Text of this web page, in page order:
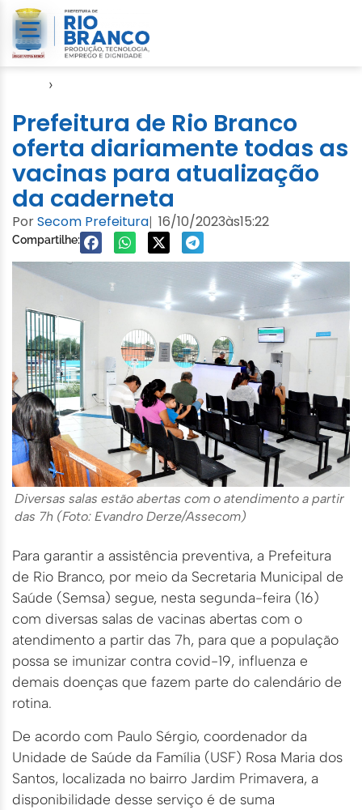
›
Prefeitura de Rio Branco
oferta diariamente todas as
vacinas para atualização
da caderneta
PorSecom Prefeitura| 16/10/2023às15:22
Compartilhe:
Diversas salas estão abertas com o atendimento a partir
das 7h (Foto: Evandro Derze/Assecom)
Para garantir a assistência preventiva, a Prefeitura
de Rio Branco, por meio da Secretaria Municipal de
Saúde (Semsa) segue, nesta segunda-feira (16)
com diversas salas de vacinas abertas com o
atendimento a partir das 7h, para que a população
possa se imunizar contra covid-19, influenza e
demais doenças que fazem parte do calendário de
rotina.
De acordo com Paulo Sérgio, coordenador da
Unidade de Saúde da Família (USF) Rosa Maria dos
Santos, localizada no bairro Jardim Primavera, a
disponibilidade desse serviço é de suma